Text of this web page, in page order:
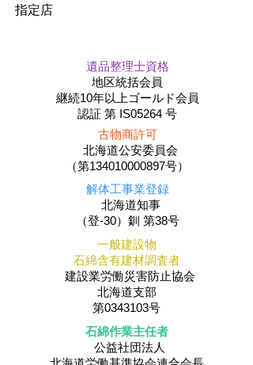
指定店
遺品整理士資格
地区統括会員
​継続10年以上ゴールド会員
認証 第 IS05264 号
古物商許可
北海道公安委員会
（第134010000897号）
解体工事業登録
北海道知事
（登-30）釧 第38号
一般建設物
石綿含有建材調査者
建設業労働災害防止協会
北海道支部
第0343103号
石綿作業主任者
公益社団法人